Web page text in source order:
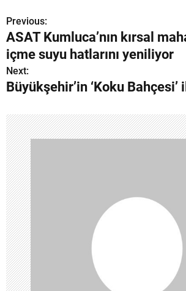
Y
a
z
ı
g
e
z
i
n
m
e
s
Previous:
ASAT Kumluca’nın kırsal
içme suyu hatlarını yeniliyor
Next:
Büyükşehir’in ‘Koku